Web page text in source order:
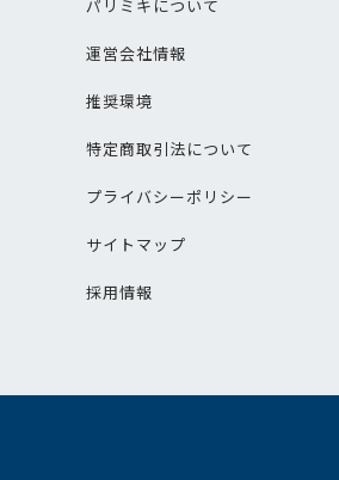
パリミキについて
運営会社情報
推奨環境
特定商取引法について
プライバシーポリシー
サイトマップ
採用情報